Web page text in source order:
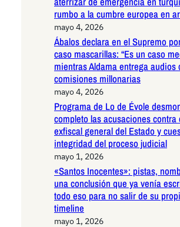
rumbo a la cumbre europea en
mayo 4, 2026
Ábalos declara en el Supremo
caso mascarillas: “Es un caso
mientras Aldama entrega audios
comisiones millonarias
mayo 4, 2026
Programa de Lo de Évole
completo las acusaciones contra
exfiscal general del Estado y
integridad del proceso judicial
mayo 1, 2026
«Santos Inocentes»: pistas,
una conclusión que ya venía
todo eso para no salir de su
timeline
mayo 1, 2026